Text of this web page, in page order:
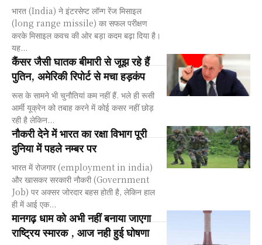
भारत (India) ने इंटरसेप्ट लॉन्ग रेंज मिसाइल
(long range missile) का सफल परीक्षण
करके मिसाइल कवच की ओर बड़ा कदम बढ़ा दिया है।
यह...
कैंसर जैसी घातक बीमारी से जूझ रहे हैं
पुतिन, अमेरिकी रिपोर्ट से मचा हड़कंप
रूस के सामने भी चुनौतियां कम नहीं हैं. भले ही रूसी
आर्मी यूक्रेन को तबाह करने में कोई कसर नहीं छोड़
रही है लेकिन...
नौकरी देने में भारत का रक्षा विभाग पूरी
दुनिया में पहले नम्बर पर
भारत में रोजगार (employment in india)
और खासकर सरकारी नौकरी (Government
Job) पर अक्सर जोरदार बहस होती है, लेकिन हाल
ही में आई एक...
मानगढ़ धाम को अभी नहीं बनाया जाएगा
राष्ट्रिय स्मारक , आज नही हुई घोषणा